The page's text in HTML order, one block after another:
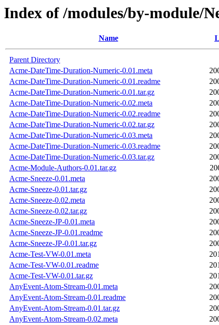
Index of /modules/by-module/
Name
Parent Directory
Acme-DateTime-Duration-Numeric-0.01.meta
Acme-DateTime-Duration-Numeric-0.01.readme
Acme-DateTime-Duration-Numeric-0.01.tar.gz
Acme-DateTime-Duration-Numeric-0.02.meta
Acme-DateTime-Duration-Numeric-0.02.readme
Acme-DateTime-Duration-Numeric-0.02.tar.gz
Acme-DateTime-Duration-Numeric-0.03.meta
Acme-DateTime-Duration-Numeric-0.03.readme
Acme-DateTime-Duration-Numeric-0.03.tar.gz
Acme-Module-Authors-0.01.tar.gz
Acme-Sneeze-0.01.meta
Acme-Sneeze-0.01.tar.gz
Acme-Sneeze-0.02.meta
Acme-Sneeze-0.02.tar.gz
Acme-Sneeze-JP-0.01.meta
Acme-Sneeze-JP-0.01.readme
Acme-Sneeze-JP-0.01.tar.gz
Acme-Test-VW-0.01.meta
Acme-Test-VW-0.01.readme
Acme-Test-VW-0.01.tar.gz
AnyEvent-Atom-Stream-0.01.meta
AnyEvent-Atom-Stream-0.01.readme
AnyEvent-Atom-Stream-0.01.tar.gz
AnyEvent-Atom-Stream-0.02.meta